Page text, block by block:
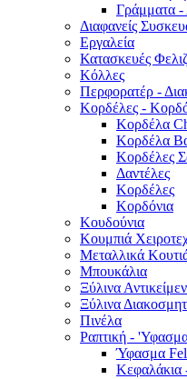
Γράμματα -
Διαφανείς
Εργαλεία
Κατασκευές
Κόλλες
Περφορατέρ -
Κορδέλες -
Κορδέλα
Κορδέλα
Κορδέλες
Δαντέλες
Κορδέλες
Κορδόνια
Κουδούνια
Κουμπιά
Μεταλλικά
Μπουκάλια
Ξύλινα
Ξύλινα
Πινέλα
Ραπτική -
Ύφασμα
Κεφαλάκια